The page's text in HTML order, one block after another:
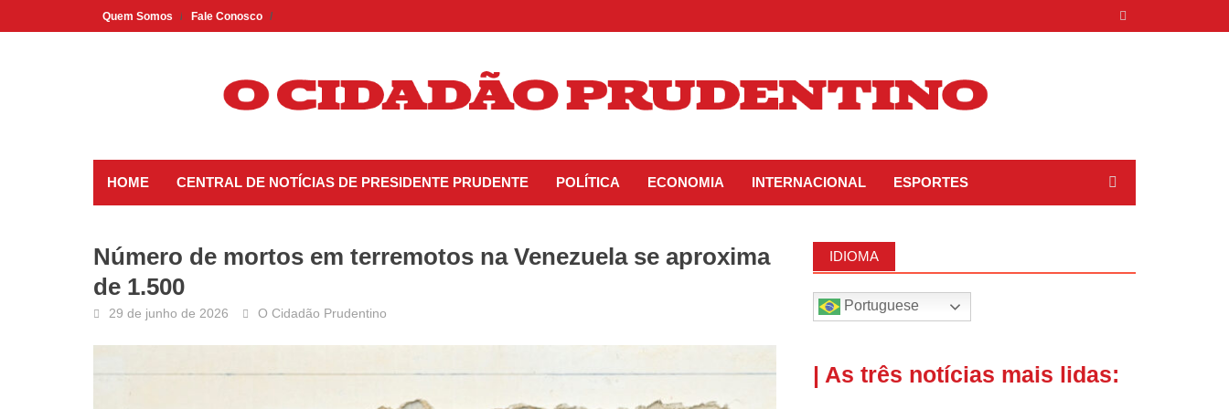
to
Quem Somos Fale Conosco
HOME CENTRAL DE NOTÍCIAS DE PRESIDENTE PRUDENTE POLÍTICA ECONOMIA INTERNACIONAL ESPORTES
Número de mortos em terremotos na Venezuela se aproxima
de 1.500
29 de junho de 2026 O Cidadão Prudentino
IDIOMA
Portuguese
| As três notícias mais lidas: